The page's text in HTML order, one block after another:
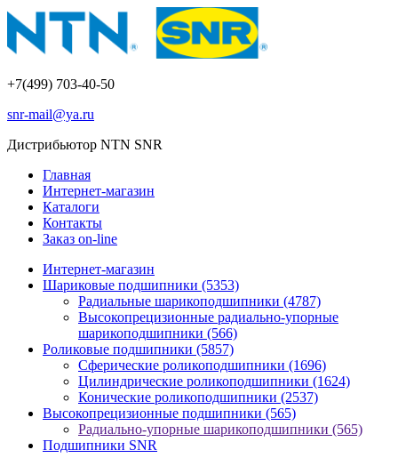
+7(499) 703-40-50
snr-mail@ya.ru
Дистрибьютор NTN SNR
Главная
Интернет-магазин
Каталоги
Контакты
Заказ on-line
Интернет-магазин
Шариковые подшипники (5353)
Радиальные шарикоподшипники (4787)
Высокопрецизионные радиально-упорные
шарикоподшипники (566)
Роликовые подшипники (5857)
Сферические роликоподшипники (1696)
Цилиндрические роликоподшипники (1624)
Конические роликоподшипники (2537)
Высокопрецизионные подшипники (565)
Радиально-упорные шарикоподшипники (565)
Подшипники SNR